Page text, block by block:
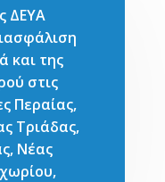
ΔΕΥΑ
και της
στις
Περαίας,
Τριάδας,
Νέας